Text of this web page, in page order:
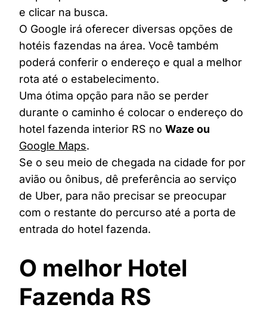
e clicar na busca.
O Google irá oferecer diversas opções de
hotéis fazendas na área. Você também
poderá conferir o endereço e qual a melhor
rota até o estabelecimento.
Uma ótima opção para não se perder
durante o caminho é colocar o endereço do
hotel fazenda interior RS no Waze ou
Google Maps.
Se o seu meio de chegada na cidade for por
avião ou ônibus, dê preferência ao serviço
de Uber, para não precisar se preocupar
com o restante do percurso até a porta de
entrada do hotel fazenda.
O melhor Hotel
Fazenda RS